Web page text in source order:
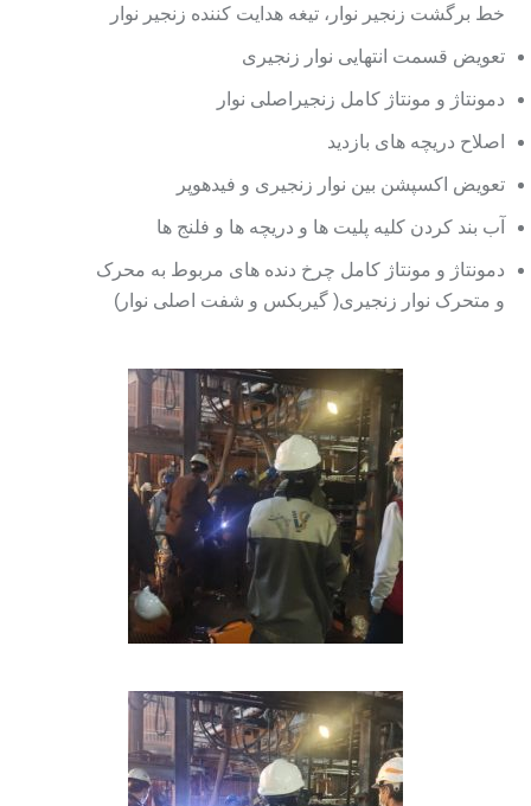
خط برگشت زنجیر نوار، تیغه هدایت کننده زنجیر نوار
تعویض قسمت انتهایی نوار زنجیری
دمونتاژ و مونتاژ کامل زنجیراصلی نوار
اصلاح دریچه های بازدید
تعویض اکسپشن بین نوار زنجیری و فیدهوپر
آب بند کردن کلیه پلیت ها و دریچه ها و فلنج ها
دمونتاژ و مونتاژ کامل چرخ دنده های مربوط به محرک
و متحرک نوار زنجیری( گیربکس و شفت اصلی نوار)